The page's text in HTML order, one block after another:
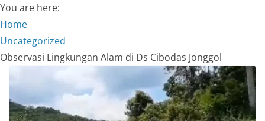
You are here:
Home
Uncategorized
Observasi Lingkungan Alam di Ds Cibodas Jonggol